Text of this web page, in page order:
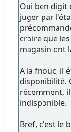
Oui ben digit
juger par
croire que
magasin ont
A la fnouc, il
disponibilité.
récemment,
indisponible.
Bref, c'est le